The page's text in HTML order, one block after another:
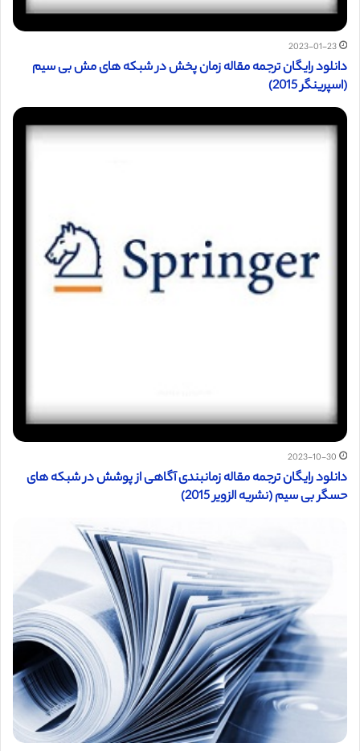
2023-01-23
دانلود رایگان ترجمه مقاله زمان پخش در شبکه‌ های مش بی‌ سیم
(اسپرینگر 2015)
2023-10-30
دانلود رایگان ترجمه مقاله زمانبندی آگاهی از پوشش در شبکه های
حسگر بی سیم (نشریه الزویر 2015)